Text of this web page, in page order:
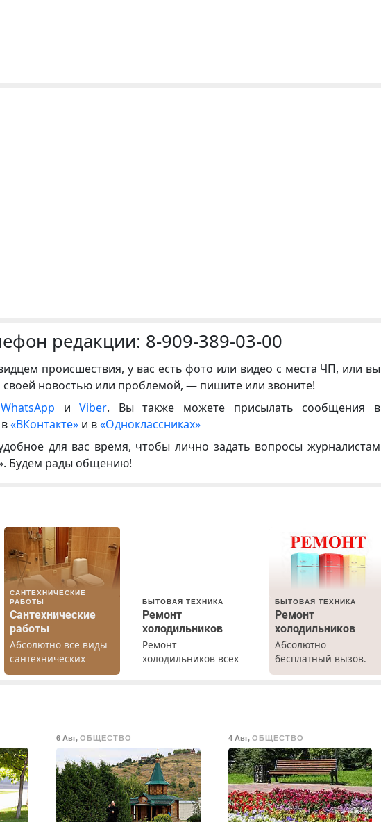
редакции: 8-909-389-03-00
происшествия, у вас есть фото или видео с места ЧП, или вы
своей новостью или проблемой, — пишите или звоните!
WhatsApp иViber. Вы также можете присылать сообщения в
в«ВКонтакте» и в«Одноклассниках»
для вас время, чтобы лично задать вопросы журналистам
Будем рады общению!
САНТЕХНИЧЕСКИЕ
РАБОТЫ
Сантехнические
работы
Абсолютно все виды
сантехнических
работ. Быстро.
БЫТОВАЯ ТЕХНИКА
Ремонт
холодильников
Ремонт
холодильников всех
Вызов бесплатный.
БЫТОВАЯ ТЕХНИКА
Ремонт
холодильников
Абсолютно
бесплатный вызов.
Ремонт
выходных.
Пенсионерам –
скидки до 40%.
Мастер со стажем.
6 Авг,ОБЩЕСТВО 4 Авг, ОБЩЕСТВО